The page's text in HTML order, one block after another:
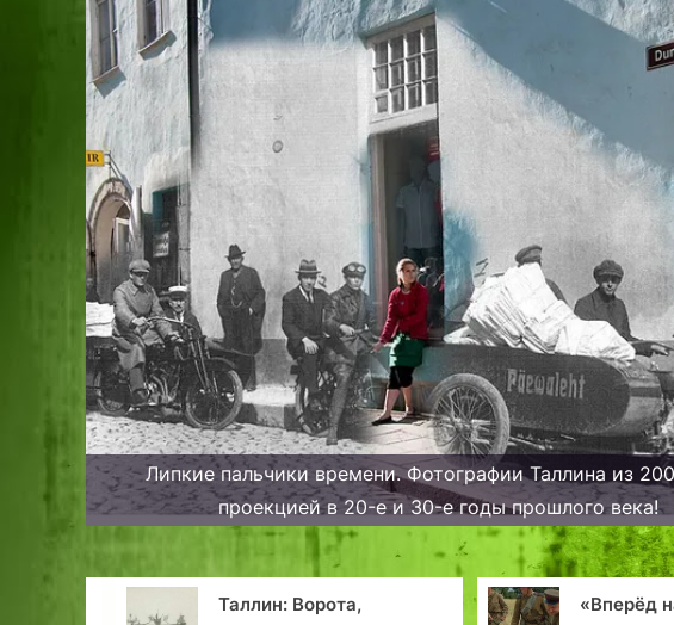
Липкие пальчики времени. Фотографии Таллина из
проекцией в 20-е и 30-е годы прошлого века!
Таллин: Ворота,
«Вперёд